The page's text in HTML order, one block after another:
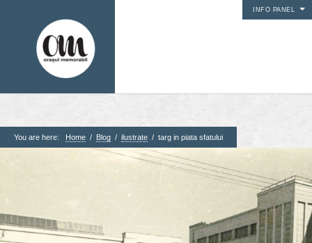
INFO PANEL
1. Pagini
Despre proiect
You are here: Home / Blog / ilustrate / targ in piata sfatului